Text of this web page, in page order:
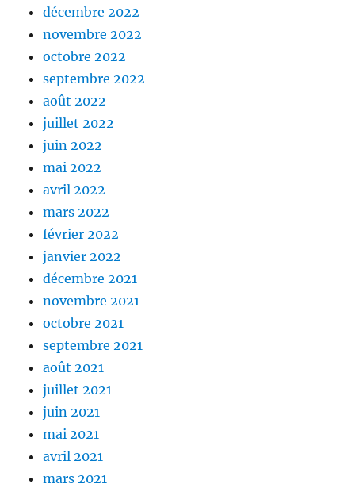
décembre 2022
novembre 2022
octobre 2022
septembre 2022
août 2022
juillet 2022
juin 2022
mai 2022
avril 2022
mars 2022
février 2022
janvier 2022
décembre 2021
novembre 2021
octobre 2021
septembre 2021
août 2021
juillet 2021
juin 2021
mai 2021
avril 2021
mars 2021